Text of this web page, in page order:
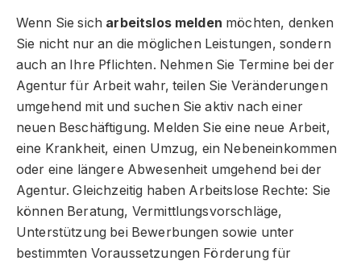
Wenn Sie sich arbeitslos melden möchten, denken
Sie nicht nur an die möglichen Leistungen, sondern
auch an Ihre Pflichten. Nehmen Sie Termine bei der
Agentur für Arbeit wahr, teilen Sie Veränderungen
umgehend mit und suchen Sie aktiv nach einer
neuen Beschäftigung. Melden Sie eine neue Arbeit,
eine Krankheit, einen Umzug, ein Nebeneinkommen
oder eine längere Abwesenheit umgehend bei der
Agentur. Gleichzeitig haben Arbeitslose Rechte: Sie
können Beratung, Vermittlungsvorschläge,
Unterstützung bei Bewerbungen sowie unter
bestimmten Voraussetzungen Förderung für